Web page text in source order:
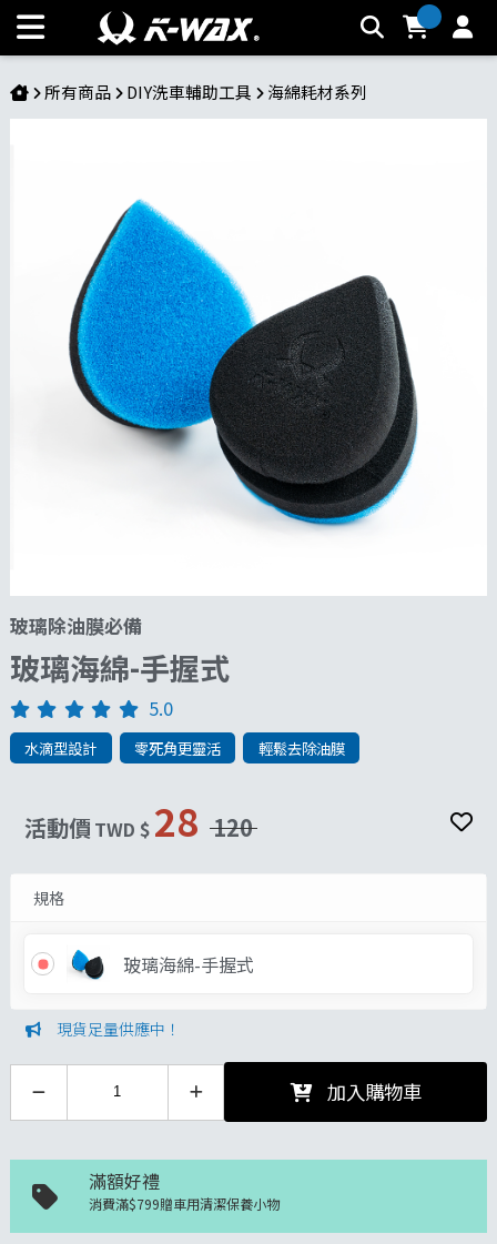
【玻璃海綿 - 手握式】水滴型設計｜零死角去除玻璃油膜｜強韌
厚實不變形 | K-WAX台灣汽車美容材料
所有商品 DIY洗車輔助工具 海綿耗材系列
玻璃除油膜必備
玻璃海綿-手握式
5.0
水滴型設計 零死角更靈活 輕鬆去除油膜
活動價 TWD $ 28 120
規格
玻璃海綿-手握式
現貨足量供應中！
加入購物車
滿額好禮
消費滿$799贈車用清潔保養小物